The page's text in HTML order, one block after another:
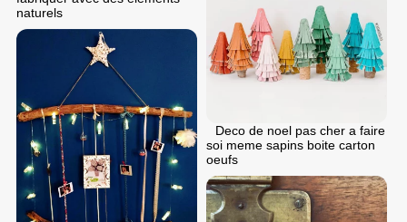
naturels
Deco de noel pas cher a faire
soi meme sapins boite carton
oeufs